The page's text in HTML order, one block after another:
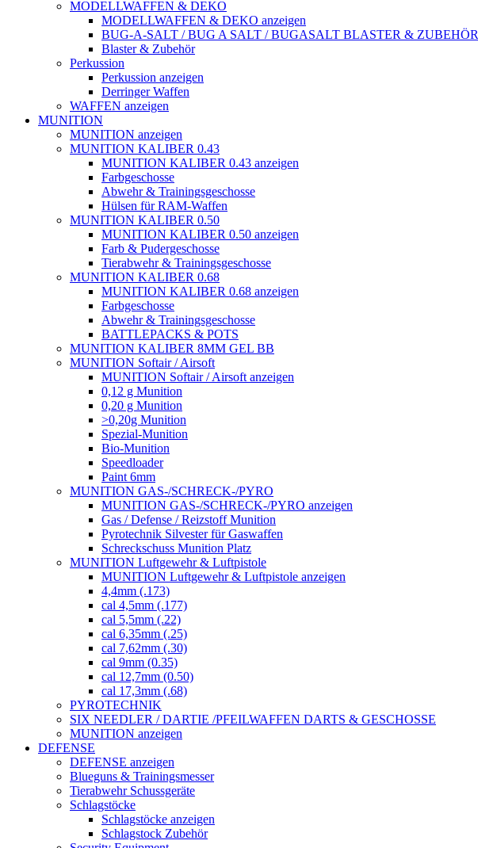
MODELLWAFFEN & DEKO
MODELLWAFFEN & DEKO anzeigen
BUG-A-SALT / BUG A SALT / BUGASALT BLASTER & ZUBEHÖR
Blaster & Zubehör
Perkussion
Perkussion anzeigen
Derringer Waffen
WAFFEN anzeigen
MUNITION
MUNITION anzeigen
MUNITION KALIBER 0.43
MUNITION KALIBER 0.43 anzeigen
Farbgeschosse
Abwehr & Trainingsgeschosse
Hülsen für RAM-Waffen
MUNITION KALIBER 0.50
MUNITION KALIBER 0.50 anzeigen
Farb & Pudergeschosse
Tierabwehr & Trainingsgeschosse
MUNITION KALIBER 0.68
MUNITION KALIBER 0.68 anzeigen
Farbgeschosse
Abwehr & Trainingsgeschosse
BATTLEPACKS & POTS
MUNITION KALIBER 8MM GEL BB
MUNITION Softair / Airsoft
MUNITION Softair / Airsoft anzeigen
0,12 g Munition
0,20 g Munition
>0,20g Munition
Spezial-Munition
Bio-Munition
Speedloader
Paint 6mm
MUNITION GAS-/SCHRECK-/PYRO
MUNITION GAS-/SCHRECK-/PYRO anzeigen
Gas / Defense / Reizstoff Munition
Pyrotechnik Silvester für Gaswaffen
Schreckschuss Munition Platz
MUNITION Luftgewehr & Luftpistole
MUNITION Luftgewehr & Luftpistole anzeigen
4,4mm (.173)
cal 4,5mm (.177)
cal 5,5mm (.22)
cal 6,35mm (.25)
cal 7,62mm (.30)
cal 9mm (0.35)
cal 12,7mm (0.50)
cal 17,3mm (.68)
PYROTECHNIK
SIX NEEDLER / DARTIE /PFEILWAFFEN DARTS & GESCHOSSE
MUNITION anzeigen
DEFENSE
DEFENSE anzeigen
Blueguns & Trainingsmesser
Tierabwehr Schussgeräte
Schlagstöcke
Schlagstöcke anzeigen
Schlagstock Zubehör